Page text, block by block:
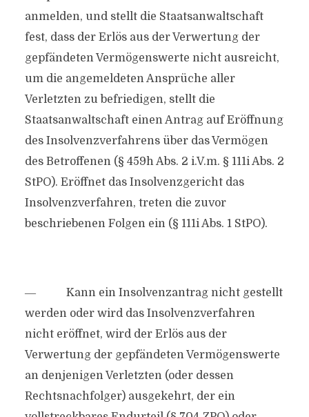
anmelden, und stellt die Staatsanwaltschaft
fest, dass der Erlös aus der Verwertung der
gepfändeten Vermögenswerte nicht ausreicht,
um die angemeldeten Ansprüche aller
Verletzten zu befriedigen, stellt die
Staatsanwaltschaft einen Antrag auf Eröffnung
des Insolvenzverfahrens über das Vermögen
des Betroffenen (§ 459h Abs. 2 i.V.m. § 111i Abs. 2
StPO). Eröffnet das Insolvenzgericht das
Insolvenzverfahren, treten die zuvor
beschriebenen Folgen ein (§ 111i Abs. 1 StPO).
― Kann ein Insolvenzantrag nicht gestellt
werden oder wird das Insolvenzverfahren
nicht eröffnet, wird der Erlös aus der
Verwertung der gepfändeten Vermögenswerte
an denjenigen Verletzten (oder dessen
Rechtsnachfolger) ausgekehrt, der ein